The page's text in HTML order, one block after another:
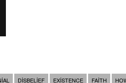
DISBELIEF EXISTENCE FAITH